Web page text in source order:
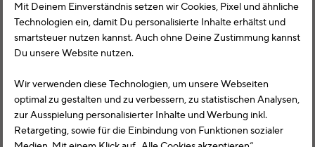
Mit Deinem Einverständnis setzen wir Cookies, Pixel und ähnliche
Technologien ein, damit Du personalisierte Inhalte erhältst und
smartsteuer nutzen kannst. Auch ohne Deine Zustimmung kannst
Du unsere Website nutzen.
Wir verwenden diese Technologien, um unsere Webseiten
optimal zu gestalten und zu verbessern, zu statistischen Analysen,
zur Ausspielung personalisierter Inhalte und Werbung inkl.
Retargeting, sowie für die Einbindung von Funktionen sozialer
Auf dieser Seite findest Du alle
Informationen zum Finanzamt
Göttingen, Godehardstr. 6, 37073,
Göttingen mit der Finanzamtsnummer
2320.
Das Finanzamt Göttingen (Niedersachsen) hilft Dir bei